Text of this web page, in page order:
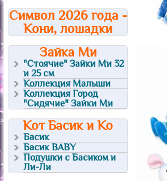
Символ 2026 года -
Кони, лошадки
Зайка Ми
"Стоячие" Зайки Ми 32
и 25 см
Коллекция Малыши
Коллекция Город
"Сидячие" Зайки Ми
Кот Басик и Ко
Басик
Басик BABY
Подушки с Басиком и
Ли-Ли